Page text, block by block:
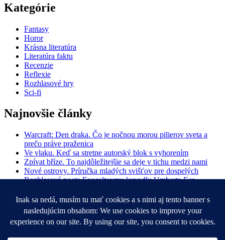
Kategórie
Fantasy
Horor
Krásna literatúra
Literatúra faktu
Recenzie
Reflexie
Rozhlasové hry
Sci-fi
Najnovšie články
Warcraft: Den draka. Čo je nočnou morou pilierov sveta a
prečo práve praženica
Ve vlaku. Keď sa stretne autorský blok s vyhorením
Zpívat bříze. To najdôležitejšie sa deje v tichu medzi nami
Nové ostrovy. Príručka mladých svišťov pre dospelých
Rozhlasová pocta Foucaltovmu kyvadlu Umberta Eca
Hľadať:
Vyhľadávanie
O knihobôli
Kontakt